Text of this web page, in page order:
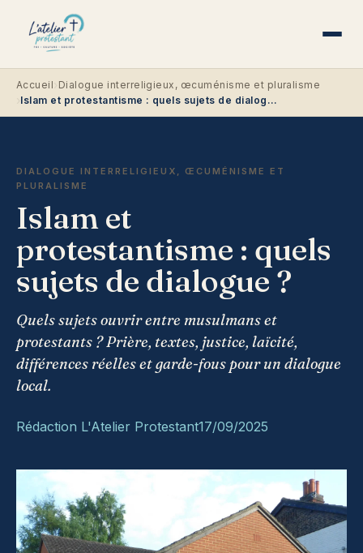
Accueil Dialogue interreligieux, œcuménisme et pluralisme
Islam et protestantisme : quels sujets de dialogue ?
DIALOGUE INTERRELIGIEUX, ŒCUMÉNISME ET
PLURALISME
Islam et
protestantisme : quels
sujets de dialogue ?
Quels sujets ouvrir entre musulmans et
protestants ? Prière, textes, justice, laïcité,
différences réelles et garde-fous pour un dialogue
local.
Rédaction L'Atelier Protestant17/09/2025